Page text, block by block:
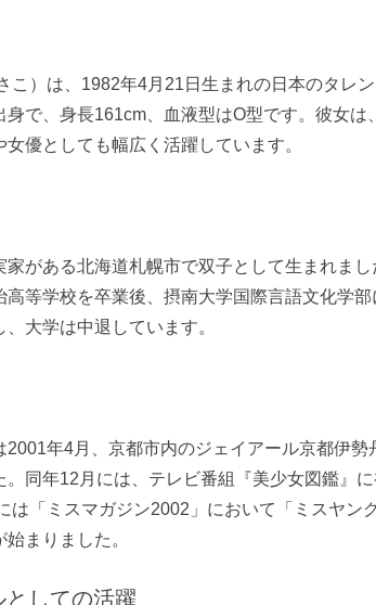
こ）は、1982年4月21日生まれの日本のタレ
身で、身長161cm、血液型はO型です。彼女
優としても幅広く活躍しています。
がある北海道札幌市で双子として生まれま
高等学校を卒業後、摂南大学国際言語文化学
大学は中退しています。
2001年4月、京都市内のジェイアール京都伊
。同年12月には、テレビ番組『美少女図鑑』
は「ミスマガジン2002」において「ミスヤン
まりました。
しての活躍